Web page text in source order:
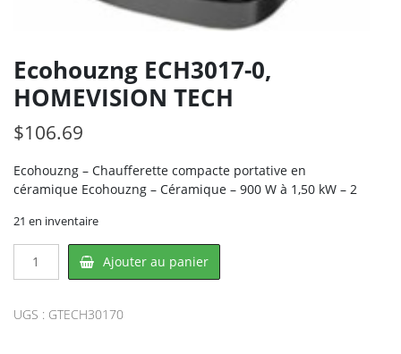
Ecohouzng ECH3017-0,
HOMEVISION TECH
$106.69
Ecohouzng – Chaufferette compacte portative en
céramique Ecohouzng – Céramique – 900 W à 1,50 kW – 2
21 en inventaire
ECH3017-
Ajouter au panier
UGS : GTECH30170